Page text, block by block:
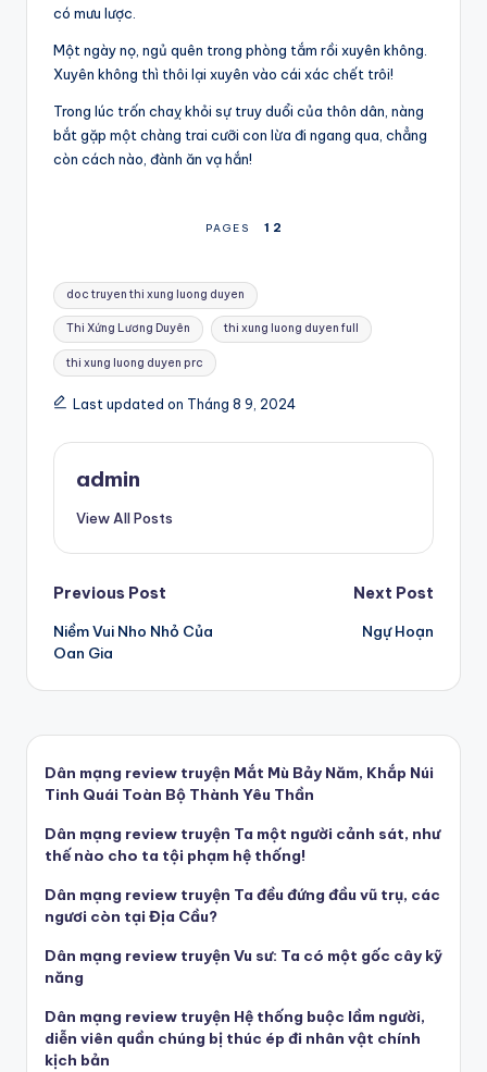
có mưu lược.
Một ngày nọ, ngủ quên trong phòng tắm rồi xuyên không.
Xuyên không thì thôi lại xuyên vào cái xác chết trôi!
Trong lúc trốn chaỵ khỏi sự truy duổi của thôn dân, nàng
bắt gặp một chàng trai cưỡi con lừa đi ngang qua, chẳng
còn cách nào, đành ăn vạ hắn!
PAGES 1 2
Tags:
doc truyen thi xung luong duyen
Thi Xứng Lương Duyên thi xung luong duyen full
thi xung luong duyen prc
Last updated on Tháng 8 9, 2024
admin
View All Posts
Post
navigation
Previous Post
Niềm Vui Nho Nhỏ Của
Oan Gia
Next Post
Ngự Hoạn
Dân mạng review truyện Mắt Mù Bảy Năm, Khắp Núi
Tinh Quái Toàn Bộ Thành Yêu Thần
Dân mạng review truyện Ta một người cảnh sát, như
thế nào cho ta tội phạm hệ thống!
Dân mạng review truyện Ta đều đứng đầu vũ trụ, các
ngươi còn tại Địa Cầu?
Dân mạng review truyện Vu sư: Ta có một gốc cây kỹ
năng
Dân mạng review truyện Hệ thống buộc lầm người,
diễn viên quần chúng bị thúc ép đi nhân vật chính
kịch bản